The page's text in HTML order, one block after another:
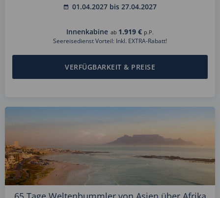
01.04.2027 bis 27.04.2027
Innenkabine ab 1.919 € p.P.
Seereisedienst Vorteil: Inkl. EXTRA-Rabatt!
VERFÜGBARKEIT & PREISE